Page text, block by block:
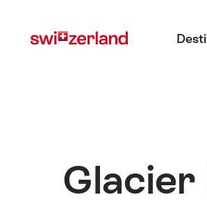
myswitzerland.com
Glacier